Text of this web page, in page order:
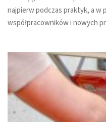
najpierw podczas praktyk, a w
współpracowników i nowych